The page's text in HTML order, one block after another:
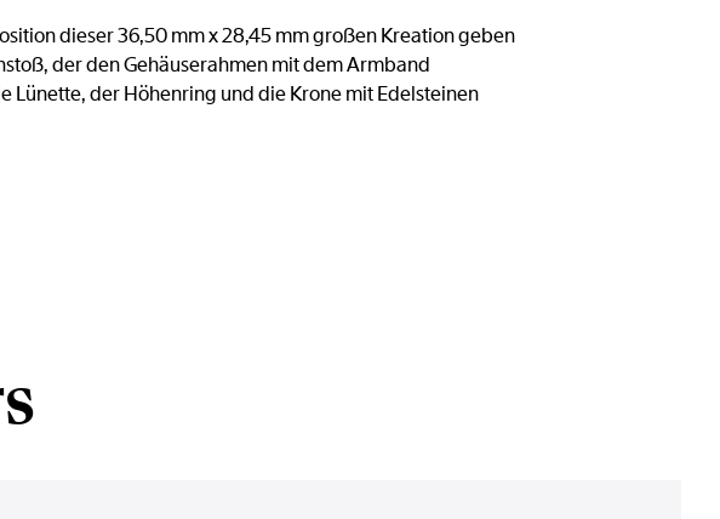
dieser 36,50 mm x 28,45 mm großen Kreation geben
der den Gehäuserahmen mit dem Armband
Lünette, der Höhenring und die Krone mit Edelsteinen